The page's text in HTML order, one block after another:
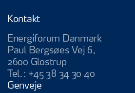
Kontakt
Energiforum Danmark
Paul Bergsøes Vej 6,
2600 Glostrup
Tel.: +45 38 34 30 40
Genveje